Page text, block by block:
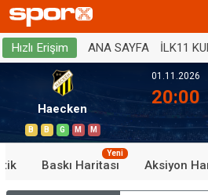
Hızlı Erişim ANA SAYFA İLK11
Haecken
B B G M M
01.11.2026
20:00
Baskı Haritası
Yeni
Aksiyon